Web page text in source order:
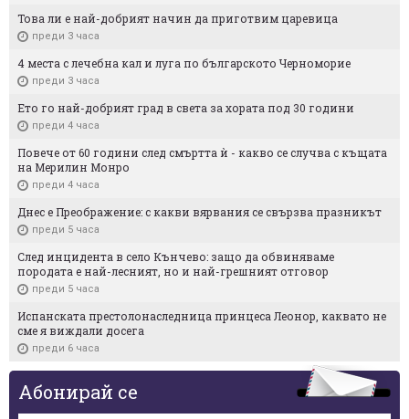
Това ли е най-добрият начин да приготвим царевица
преди 3 часа
4 места с лечебна кал и луга по българското Черноморие
преди 3 часа
Ето го най-добрият град в света за хората под 30 години
преди 4 часа
Повече от 60 години след смъртта ѝ - какво се случва с къщата
на Мерилин Монро
преди 4 часа
Днес е Преображение: с какви вярвания се свързва празникът
преди 5 часа
След инцидента в село Кънчево: защо да обвиняваме
породата е най-лесният, но и най-грешният отговор
преди 5 часа
Испанската престолонаследница принцеса Леонор, каквато не
сме я виждали досега
преди 6 часа
Абонирай се